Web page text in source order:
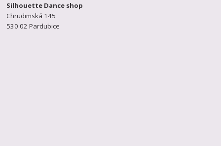
Silhouette Dance shop
Chrudimská 145
530 02 Pardubice